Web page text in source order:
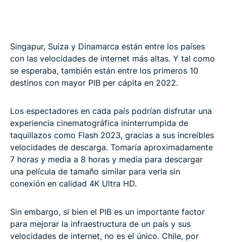
Singapur, Suiza y Dinamarca están entre los países
con las velocidades de internet más altas. Y tal como
se esperaba, también están entre los primeros 10
destinos con mayor PIB per cápita en 2022.
Los espectadores en cada país podrían disfrutar una
experiencia cinematográfica ininterrumpida de
taquillazos como Flash 2023, gracias a sus increíbles
velocidades de descarga. Tomaría aproximadamente
7 horas y media a 8 horas y media para descargar
una película de tamaño similar para verla sin
conexión en calidad 4K Ultra HD.
Sin embargo, si bien el PIB es un importante factor
para mejorar la infraestructura de un país y sus
velocidades de internet, no es el único. Chile, por